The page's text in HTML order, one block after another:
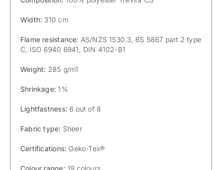
Width: 310 cm
Flame resistance: AS/NZS 1530.3, BS 5867 part 2 type
C, ISO 6940 6941, DIN 4102-B1
Weight: 285 g/m1
Shrinkage: 1%
Lightfastness: 6 out of 8
Fabric type: Sheer
Certifications: Oeko-Tex®